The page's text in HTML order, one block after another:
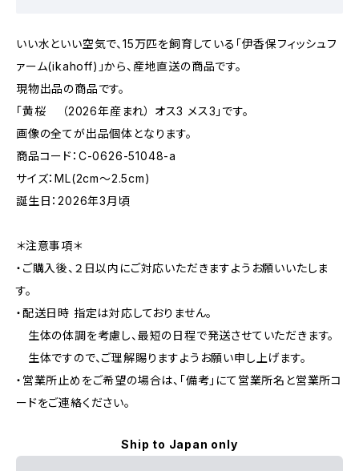
いい水といい空気で、15万匹を飼育している「伊香保フィッシュフ
ァーム(ikahoff)」から、産地直送の商品です。
現物出品の商品です。
「黄桜 （2026年産まれ） オス3 メス3」です。
画像の全てが出品個体となります。
商品コード：C-0626-51048-a
サイズ：ML(2cm〜2.5cm)
誕生日：2026年3月頃
＊注意事項＊
・ご購入後、２日以内にご対応いただきますようお願いいたしま
す。
・配送日時 指定は対応しておりません。
生体の体調を考慮し、最短の日程で発送させていただきます。
生体ですので、ご理解賜りますようお願い申し上げます。
・営業所止めをご希望の場合は、「備考」にて営業所名と営業所コ
ードをご連絡ください。
Ship to Japan only